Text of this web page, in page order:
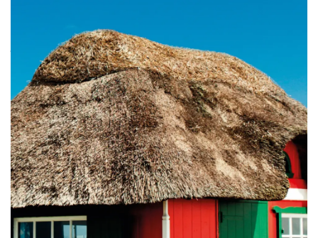
Find et væld af spændende udbydere inden for
vores områder og læs meget mere om dem, tidens
trends og tendenser, muligheder og produkter.
Se alle udbyderne her